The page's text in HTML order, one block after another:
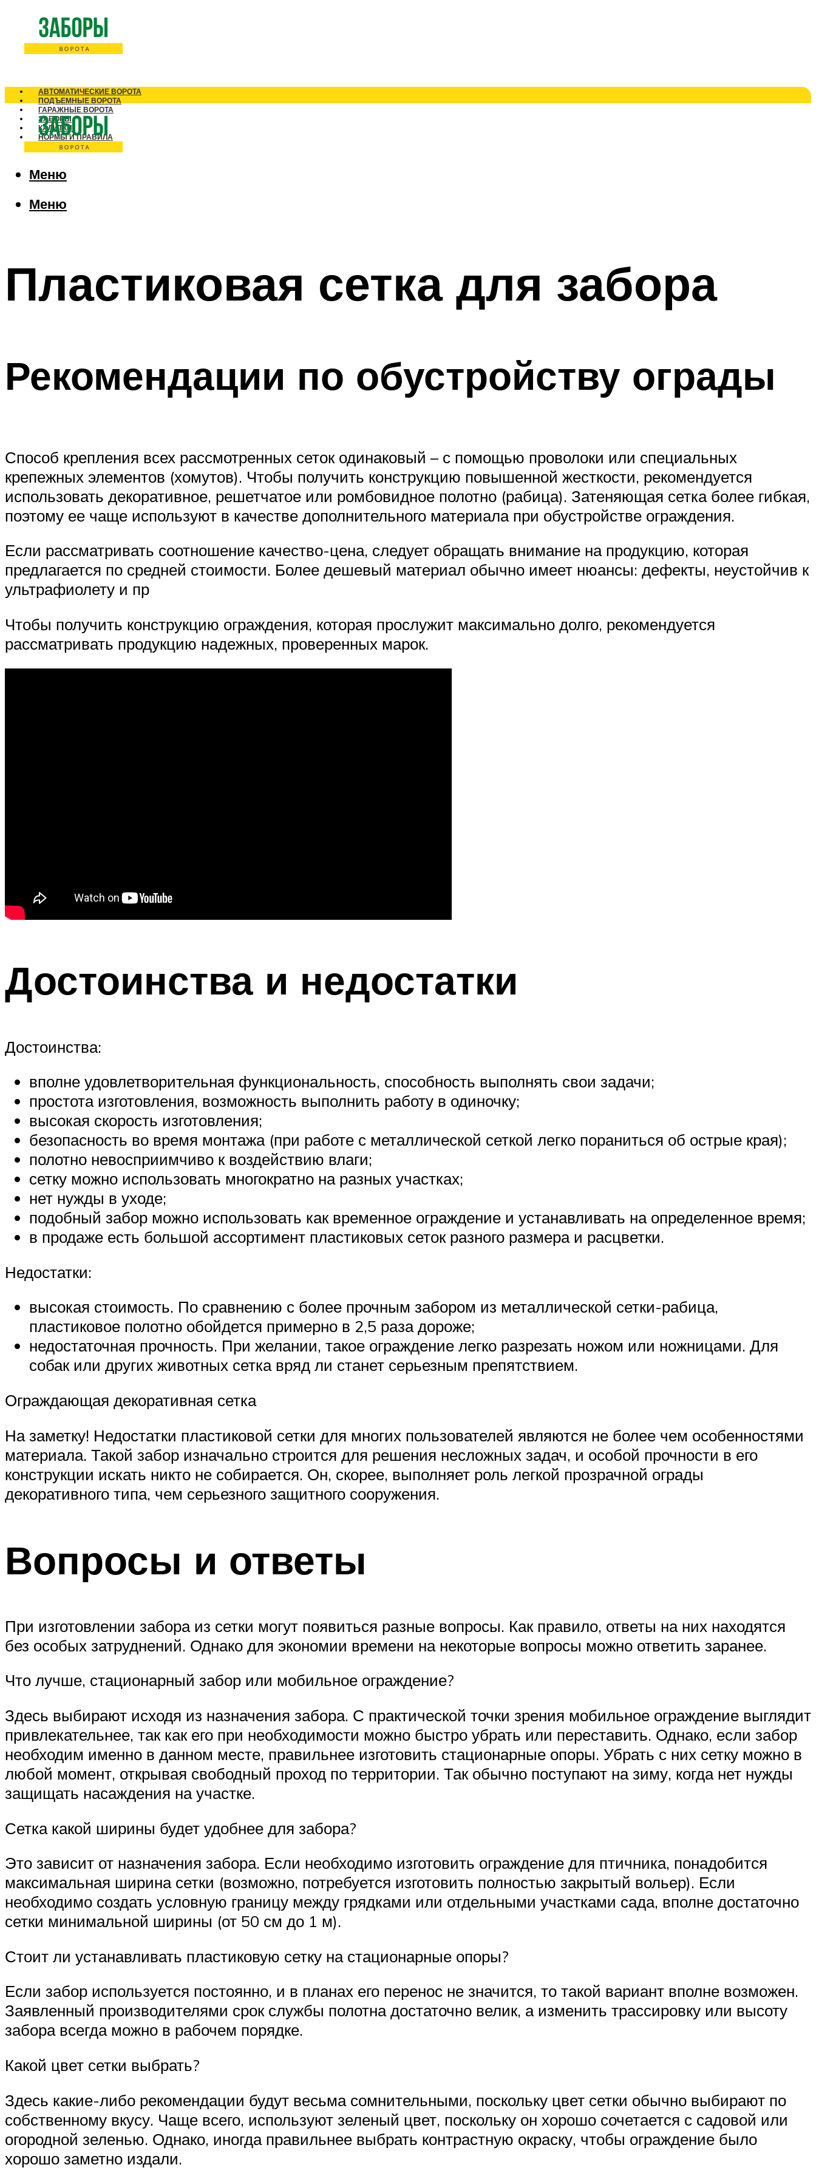
АВТОМАТИЧЕСКИЕ ВОРОТА
ПОДЪЕМНЫЕ ВОРОТА
ГАРАЖНЫЕ ВОРОТА
ЗАБОРЫ
КАЛИТКИ
НОРМЫ И ПРАВИЛА
Меню
Меню
Пластиковая сетка для забора
Рекомендации по обустройству ограды
Способ крепления всех рассмотренных сеток одинаковый – с помощью проволоки или специальных
крепежных элементов (хомутов). Чтобы получить конструкцию повышенной жесткости, рекомендуется
использовать декоративное, решетчатое или ромбовидное полотно (рабица). Затеняющая сетка более гибкая,
поэтому ее чаще используют в качестве дополнительного материала при обустройстве ограждения.
Если рассматривать соотношение качество-цена, следует обращать внимание на продукцию, которая
предлагается по средней стоимости. Более дешевый материал обычно имеет нюансы: дефекты, неустойчив к
ультрафиолету и пр
Чтобы получить конструкцию ограждения, которая прослужит максимально долго, рекомендуется
рассматривать продукцию надежных, проверенных марок.
Достоинства и недостатки
Достоинства:
вполне удовлетворительная функциональность, способность выполнять свои задачи;
простота изготовления, возможность выполнить работу в одиночку;
высокая скорость изготовления;
безопасность во время монтажа (при работе с металлической сеткой легко пораниться об острые края);
полотно невосприимчиво к воздействию влаги;
сетку можно использовать многократно на разных участках;
нет нужды в уходе;
подобный забор можно использовать как временное ограждение и устанавливать на определенное время;
в продаже есть большой ассортимент пластиковых сеток разного размера и расцветки.
Недостатки:
высокая стоимость. По сравнению с более прочным забором из металлической сетки-рабица,
пластиковое полотно обойдется примерно в 2,5 раза дороже;
недостаточная прочность. При желании, такое ограждение легко разрезать ножом или ножницами. Для
собак или других животных сетка вряд ли станет серьезным препятствием.
Ограждающая декоративная сетка
На заметку! Недостатки пластиковой сетки для многих пользователей являются не более чем особенностями
материала. Такой забор изначально строится для решения несложных задач, и особой прочности в его
конструкции искать никто не собирается. Он, скорее, выполняет роль легкой прозрачной ограды
декоративного типа, чем серьезного защитного сооружения.
Вопросы и ответы
При изготовлении забора из сетки могут появиться разные вопросы. Как правило, ответы на них находятся
без особых затруднений. Однако для экономии времени на некоторые вопросы можно ответить заранее.
Что лучше, стационарный забор или мобильное ограждение?
Здесь выбирают исходя из назначения забора. С практической точки зрения мобильное ограждение выглядит
привлекательнее, так как его при необходимости можно быстро убрать или переставить. Однако, если забор
необходим именно в данном месте, правильнее изготовить стационарные опоры. Убрать с них сетку можно в
любой момент, открывая свободный проход по территории. Так обычно поступают на зиму, когда нет нужды
защищать насаждения на участке.
Сетка какой ширины будет удобнее для забора?
Это зависит от назначения забора. Если необходимо изготовить ограждение для птичника, понадобится
максимальная ширина сетки (возможно, потребуется изготовить полностью закрытый вольер). Если
необходимо создать условную границу между грядками или отдельными участками сада, вполне достаточно
сетки минимальной ширины (от 50 см до 1 м).
Стоит ли устанавливать пластиковую сетку на стационарные опоры?
Если забор используется постоянно, и в планах его перенос не значится, то такой вариант вполне возможен.
Заявленный производителями срок службы полотна достаточно велик, а изменить трассировку или высоту
забора всегда можно в рабочем порядке.
Какой цвет сетки выбрать?
Здесь какие-либо рекомендации будут весьма сомнительными, поскольку цвет сетки обычно выбирают по
собственному вкусу. Чаще всего, используют зеленый цвет, поскольку он хорошо сочетается с садовой или
огородной зеленью. Однако, иногда правильнее выбрать контрастную окраску, чтобы ограждение было
хорошо заметно издали.